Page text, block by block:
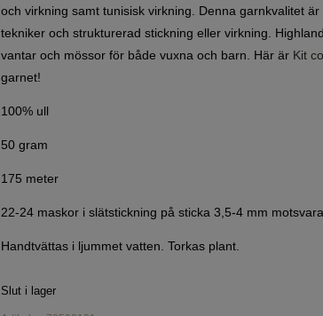
och virkning samt tunisisk virkning. Denna garnkvalitet
tekniker och strukturerad stickning eller virkning.
vantar och mössor för både vuxna och barn. Här är Kit
garnet!
100% ull
50 gram
175 meter
22-24 maskor i slätstickning på sticka 3,5-4 mm
Handtvättas i ljummet vatten. Torkas plant.
Slut i lager